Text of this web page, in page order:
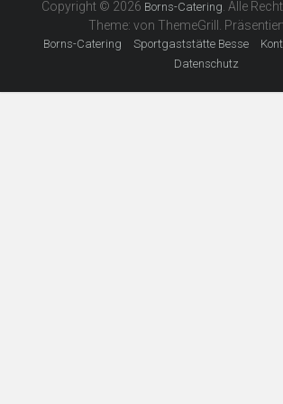
Copyright © 2026 Borns-Catering . Alle
Theme: von ThemeGrill. Präsentiert
Borns-Catering Sportgaststätte Besse
Datenschutz